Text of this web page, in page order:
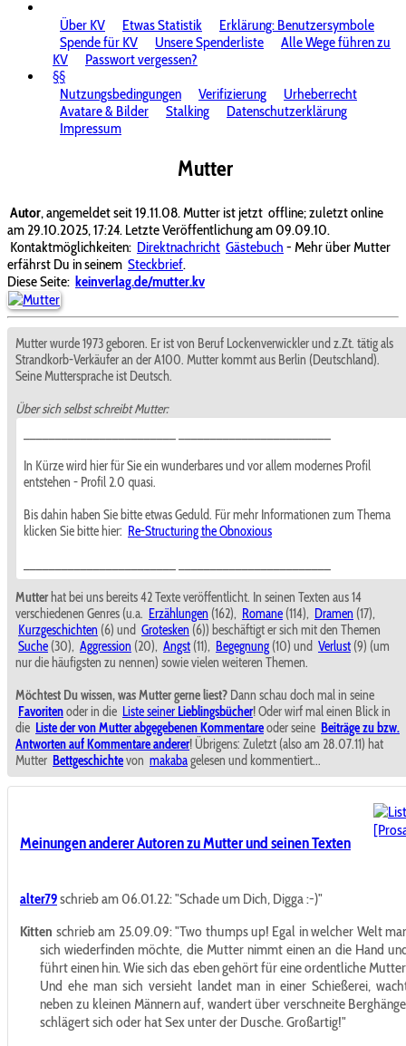
Über KV
Etwas Statistik
Erklärung: Benutzersymbole
Spende für KV
Unsere Spenderliste
Alle Wege führen zu
KV
Passwort vergessen?
§§
Nutzungsbedingungen
Verifizierung
Urheberrecht
Avatare & Bilder
Stalking
Datenschutzerklärung
Impressum
Mutter
Autor, angemeldet seit 19.11.08. Mutter ist jetzt offline; zuletzt online
am 29.10.2025, 17:24. Letzte Veröffentlichung am 09.09.10.
Kontaktmöglichkeiten: Direktnachricht Gästebuch - Mehr über Mutter
erfährst Du in seinem Steckbrief.
Diese Seite: keinverlag.de/mutter.kv
Mutter wurde 1973 geboren. Er ist von Beruf Lockenverwickler und z.Zt. tätig als
Strandkorb-Verkäufer an der A100. Mutter kommt aus Berlin (Deutschland).
Seine Muttersprache ist Deutsch.
Über sich selbst schreibt Mutter:
In Kürze wird hier für Sie ein wunderbares und vor allem modernes Profil
entstehen - Profil 2.0 quasi.
Bis dahin haben Sie bitte etwas Geduld. Für mehr Informationen zum Thema
klicken Sie bitte hier: Re-Structuring the Obnoxious
Mutterhat bei uns bereits 42 Texte veröffentlicht. In seinen Texten aus 14
verschiedenen Genres (u.a. Erzählungen (162), Romane (114), Dramen (17),
Kurzgeschichten (6) und Grotesken (6)) beschäftigt er sich mit den Themen
Suche (30), Aggression (20), Angst (11), Begegnung (10) und Verlust (9) (um
nur die häufigsten zu nennen) sowie vielen weiteren Themen.
Möchtest Du wissen, was Mutter gerne liest? Dann schau doch mal in seine
Favoritenoder in die Liste seiner Lieblingsbücher! Oder wirf mal einen Blick in
die Liste der von Mutter abgegebenen Kommentareoder seine Beiträge zu bzw.
Antworten auf Kommentare anderer! Übrigens: Zuletzt (also am 28.07.11) hat
Mutter Bettgeschichtevon makabagelesen und kommentiert...
Meinungen anderer Autoren zu Mutter und seinen Texten
alter79schrieb am 06.01.22:"Schade um Dich, Digga :-)"
Kitten schrieb am 25.09.09:"Two thumps up! Egal in welcher Welt
sich wiederfinden möchte, die Mutter nimmt einen an die Hand
führt einen hin. Wie sich das eben gehört für eine ordentliche
Und ehe man sich versieht landet man in einer Schießerei,
neben zu kleinen Männern auf, wandert über verschneite
schlägert sich oder hat Sex unter der Dusche. Großartig!"